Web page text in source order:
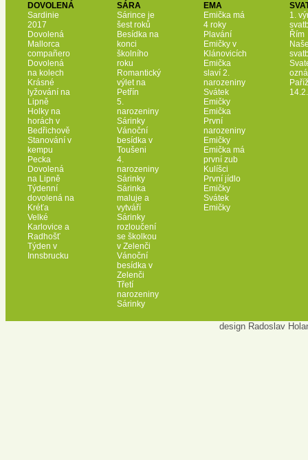
DOVOLENÁ
Sardinie
2017
Dovolená
Mallorca
compañero
Dovolená
na kolech
Krásné
lyžování na
Lipně
Holky na
horách v
Bedřichově
Stanování v
kempu
Pecka
Dovolená
na Lipně
Týdenní
dovolená na
Kréťa
Velké
Karlovice a
Radhošť
Týden v
Innsbrucku
SÁRA
Sárince je
šest roků
Besídka na
konci
školního
roku
Romantický
výlet na
Petřín
5.
narozeniny
Sárinky
Vánoční
besídka v
Toušeni
4.
narozeniny
Sárinky
Sárinka
maluje a
vytváří
Sárinky
rozloučení
se školkou
v Zelenči
Vánoční
besídka v
Zelenči
Třetí
narozeniny
Sárinky
EMA
Emička má
4 roky
Plavání
Emičky v
Klánovicích
Emička
slaví 2.
narozeniny
Svátek
Emičky
Emička
První
narozeniny
Emičky
Emička má
první zub
Kulíšci
První jídlo
Emičky
Svátek
Emičky
1.
Řím
Paříž
design Radoslav